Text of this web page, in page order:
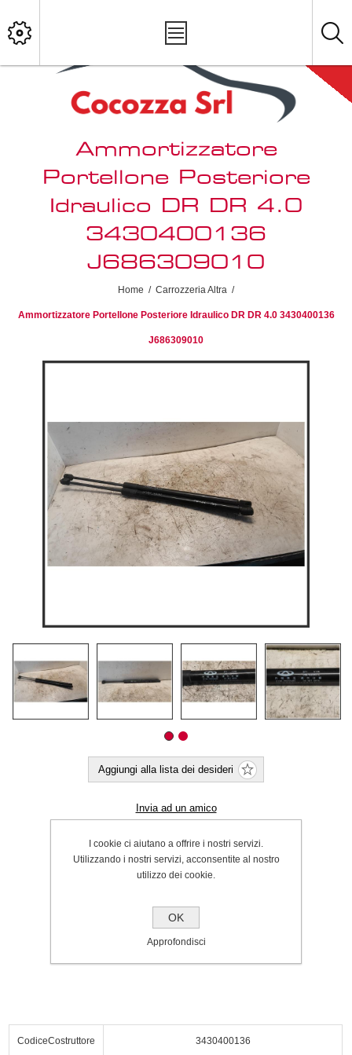
Ammortizzatore
Portellone Posteriore
Idraulico DR DR 4.0
3430400136
J686309010
Home / Carrozzeria Altra /
Ammortizzatore Portellone Posteriore Idraulico DR DR 4.0 3430400136
J686309010
Aggiungi alla lista dei desideri
Invia ad un amico
Cod.: P000064026
€40.00
Acquista
CodiceCostruttore 3430400136
I cookie ci aiutano a offrire i nostri servizi.
Utilizzando i nostri servizi, acconsentite al nostro
utilizzo dei cookie.
OK
Approfondisci